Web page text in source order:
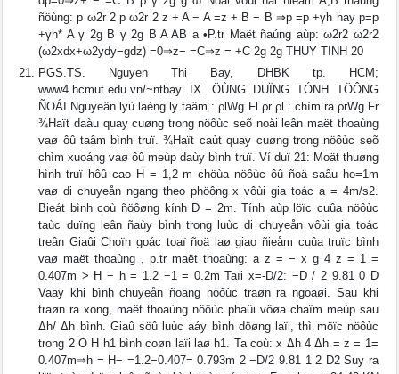
ñöùng: p ω2r 2 p ω2r 2 z + A − A =z + B − B ⇒p =p +γh hay p=p
+γh* A γ 2g B γ 2g B A AB a •P.tr Maët ñaúng aùp: ω2r2 ω2r2
(ω2xdx+ω2ydy−gdz) =0⇒z− =C⇒z = +C 2g 2g THUY TINH 20
PGS.TS. Nguyen Thi Bay, DHBK tp. HCM;
www4.hcmut.edu.vn/~ntbay IX. ÖÙNG DUÏNG TÓNH TÖÔNG
ÑOÁI Nguyeân lyù laéng ly taâm : ρlWg Fl ρr ρl : chìm ra ρrWg Fr
¾Haït daàu quay cuøng trong nöôùc seõ noåi leân maët thoaùng
vaø ôû taâm bình truï. ¾Haït caùt quay cuøng trong nöôùc seõ
chìm xuoáng vaø ôû meùp daùy bình truï. Ví duï 21: Moät thuøng
hình truï hôû cao H = 1,2 m chöùa nöôùc ôû ñoä saâu ho=1m
vaø di chuyeån ngang theo phöông x vôùi gia toác a = 4m/s2.
Bieát bình coù ñöôøng kính D = 2m. Tính aùp löïc cuûa nöôùc
taùc duïng leân ñaùy bình trong luùc di chuyeån vôùi gia toác
treân Giaûi Choïn goác toaï ñoä laø giao ñieåm cuûa truïc bình
vaø maët thoaùng , p.tr maët thoaùng: a z = − x g 4 z = 1 =
0.407m > H − h = 1.2 −1 = 0.2m Taïi x=-D/2: −D / 2 9.81 0 D
Vaäy khi bình chuyeån ñoäng nöôùc traøn ra ngoaøi. Sau khi
traøn ra xong, maët thoaùng nöôùc phaûi vöøa chaïm meùp sau
Δh/ Δh bình. Giaû söû luùc aáy bình döøng laïi, thì möïc nöôùc
trong 2 O H h1 bình coøn laïi laø h1. Ta coù: x Δh 4 Δh = z = 1=
0.407m⇒h = H− =1.2−0.407= 0.793m 2 −D/2 9.81 1 2 D2 Suy ra